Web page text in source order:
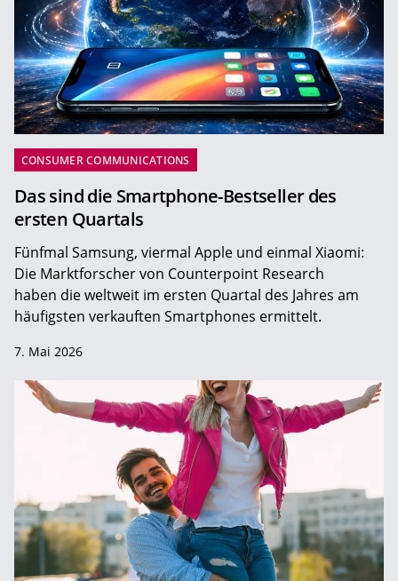
CONSUMER COMMUNICATIONS
Das sind die Smartphone-Bestseller des
ersten Quartals
Fünfmal Samsung, viermal Apple und einmal Xiaomi:
Die Marktforscher von Counterpoint Research
haben die weltweit im ersten Quartal des Jahres am
häufigsten verkauften Smartphones ermittelt.
7. Mai 2026